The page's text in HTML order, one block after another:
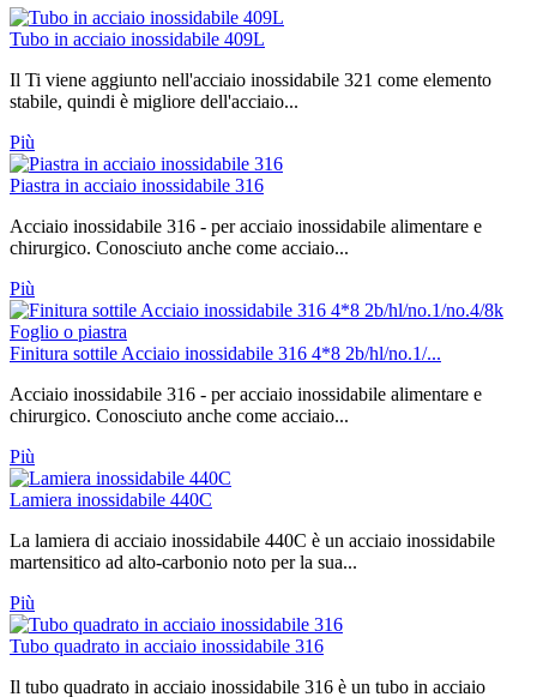
Tubo in acciaio inossidabile 409L
Il Ti viene aggiunto nell'acciaio inossidabile 321 come elemento
stabile, quindi è migliore dell'acciaio...
Più
Piastra in acciaio inossidabile 316
Acciaio inossidabile 316 - per acciaio inossidabile alimentare e
chirurgico. Conosciuto anche come acciaio...
Più
Finitura sottile Acciaio inossidabile 316 4*8 2b/hl/no.1/...
Acciaio inossidabile 316 - per acciaio inossidabile alimentare e
chirurgico. Conosciuto anche come acciaio...
Più
Lamiera inossidabile 440C
La lamiera di acciaio inossidabile 440C è un acciaio inossidabile
martensitico ad alto-carbonio noto per la sua...
Più
Tubo quadrato in acciaio inossidabile 316
Il tubo quadrato in acciaio inossidabile 316 è un tubo in acciaio